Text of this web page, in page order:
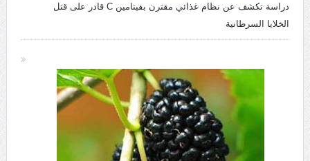
دراسة تكشف عن نظام غذائي مقترن بفيتامين C قادر على قتل
الخلايا السرطانية